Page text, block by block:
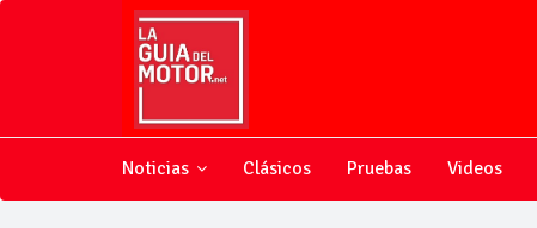
Noticias Clásicos Pruebas Videos